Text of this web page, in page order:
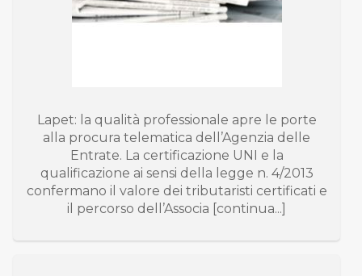
Lapet: la qualità professionale apre le porte
alla procura telematica dell’Agenzia delle
Entrate. La certificazione UNI e la
qualificazione ai sensi della legge n. 4/2013
confermano il valore dei tributaristi certificati e
il percorso dell’Associa [continua...]